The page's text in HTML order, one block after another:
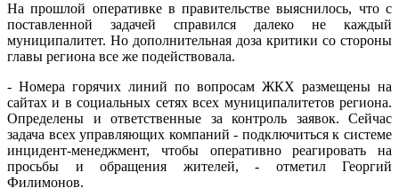
На прошлой оперативке в правительстве выяснилось, что с
поставленной задачей справился далеко не каждый
муниципалитет. Но дополнительная доза критики со стороны
главы региона все же подействовала.
- Номера горячих линий по вопросам ЖКХ размещены на
сайтах и в социальных сетях всех муниципалитетов региона.
Определены и ответственные за контроль заявок. Сейчас
задача всех управляющих компаний - подключиться к системе
инцидент-менеджмент, чтобы оперативно реагировать на
просьбы и обращения жителей, - отметил Георгий
Филимонов.